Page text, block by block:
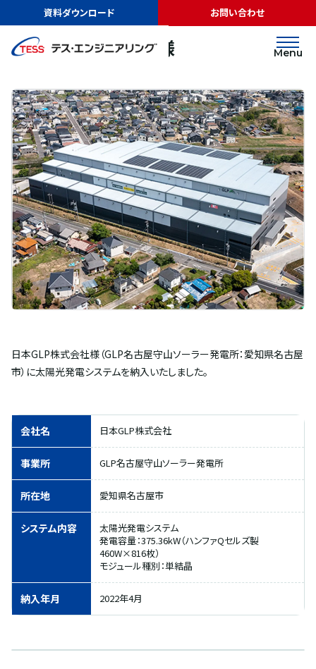
資料ダウンロード お問い合わせ
Menu
実績紹介 日本GLP株式会社様
太陽光発電 屋根
日本GLP株式会社様
日本GLP株式会社様（GLP名古屋守山ソーラー発電所：愛知県名古屋
市）に太陽光発電システムを納入いたしました。
会社名 日本GLP株式会社
事業所 GLP名古屋守山ソーラー発電所
所在地 愛知県名古屋市
システム内容
太陽光発電システム
発電容量：375.36kW（ハンファQセルズ製
460W×816枚）
モジュール種別：単結晶
納入年月 2022年4月